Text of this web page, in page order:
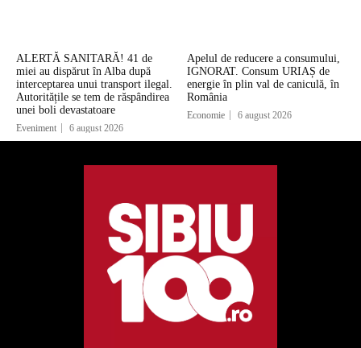
ALERTĂ SANITARĂ! 41 de
miei au dispărut în Alba după
interceptarea unui transport ilegal.
Autoritățile se tem de răspândirea
unei boli devastatoare
Eveniment 6 august 2026
Apelul de reducere a consumului,
IGNORAT. Consum URIAȘ de
energie în plin val de caniculă, în
România
Economie 6 august 2026